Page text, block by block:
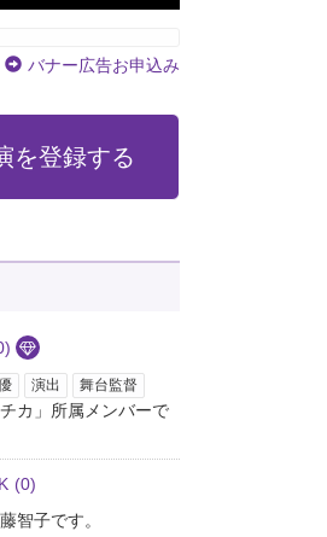
バナー広告お申込み
を登録する
演出 舞台監督
チカ」所属メンバーで
(0)
智子です。